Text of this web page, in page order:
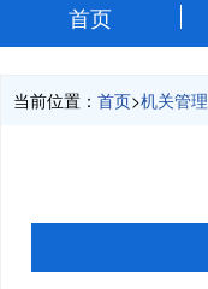
首页
当前位置： 首页>机关管理